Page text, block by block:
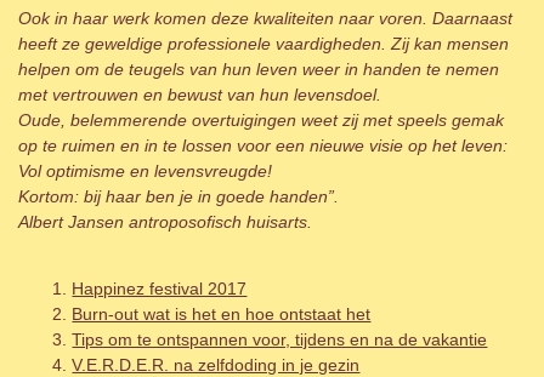
Ook in haar werk komen deze kwaliteiten naar voren. Daarnaast
heeft ze geweldige professionele vaardigheden. Zij kan mensen
helpen om de teugels van hun leven weer in handen te nemen
met vertrouwen en bewust van hun levensdoel.
Oude, belemmerende overtuigingen weet zij met speels gemak
op te ruimen en in te lossen voor een nieuwe visie op het leven:
Vol optimisme en levensvreugde!
Kortom: bij haar ben je in goede handen”.
Albert Jansen antroposofisch huisarts.
Happinez festival 2017
Burn-out wat is het en hoe ontstaat het
Tips om te ontspannen voor, tijdens en na de vakantie
V.E.R.D.E.R. na zelfdoding in je gezin